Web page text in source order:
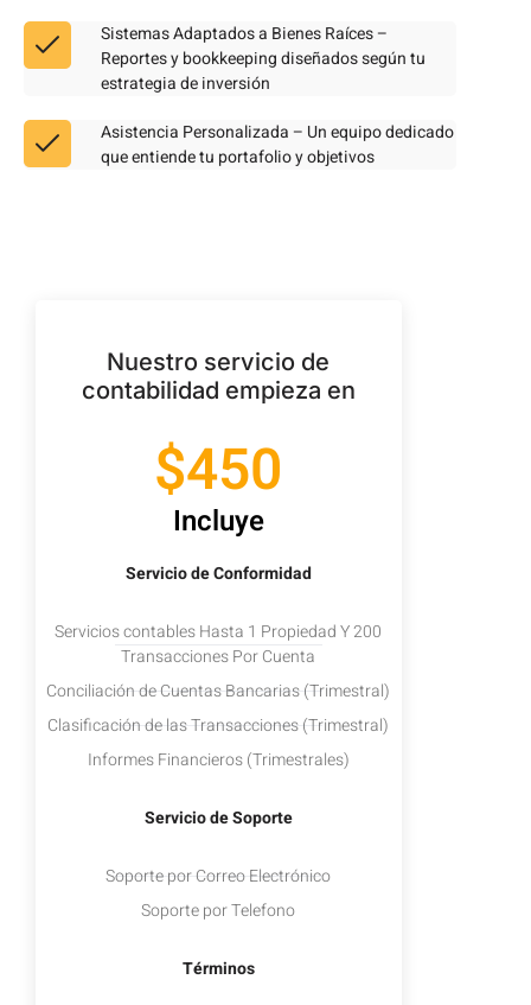
Sistemas Adaptados a Bienes Raíces –
Reportes y bookkeeping diseñados según tu
estrategia de inversión
Asistencia Personalizada – Un equipo dedicado
que entiende tu portafolio y objetivos
Nuestro servicio de
contabilidad empieza en
$450
Incluye
Servicio de Conformidad
Servicios contables Hasta 1 Propiedad Y 200
Transacciones Por Cuenta
Conciliación de Cuentas Bancarias (Trimestral)
Clasificación de las Transacciones (Trimestral)
Informes Financieros (Trimestrales)
Servicio de Soporte
Soporte por Correo Electrónico
Soporte por Telefono
Términos